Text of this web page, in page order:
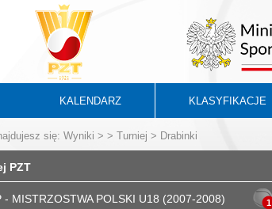
KALENDARZ KLASYFIKACJE
się: Wyniki > > Turniej > Drabinki
PZT
- MISTRZOSTWA POLSKI U18 (2007-2008) 1